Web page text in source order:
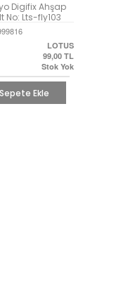
Digifix Ahşap
No: Lts-fly103
LOTUS
99,00 TL
Stok Yok
Sepete Ekle